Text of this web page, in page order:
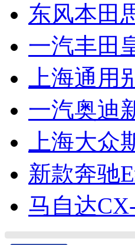
东风本田
一汽丰田
上海通用
一汽奥迪
上海大众
新款奔驰
马自达